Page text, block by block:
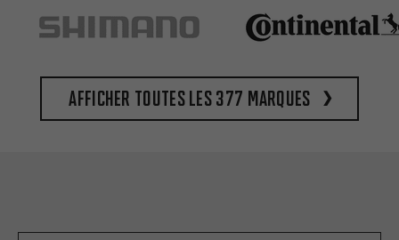
Afficher toutes les 377 marques